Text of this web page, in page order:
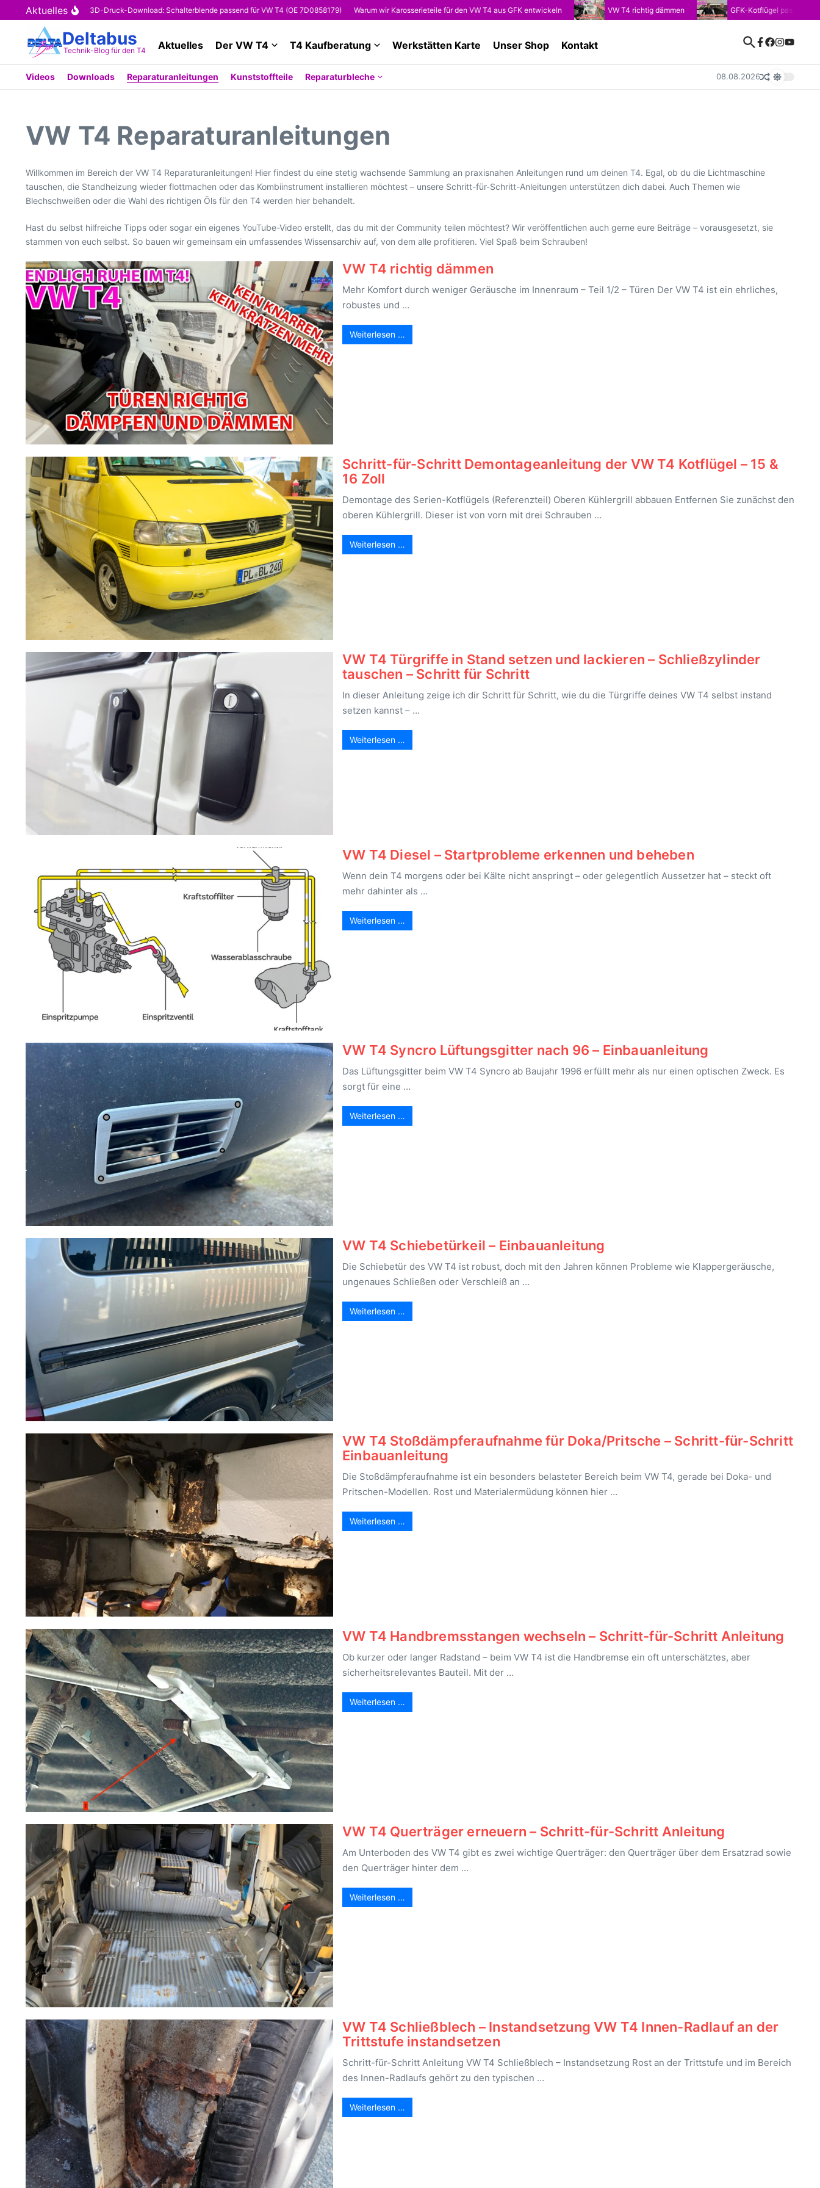
Zum Inhalt springen
Aktuelles
Kostenloser 3D-Druck-Download: Schalterblende passend für VW T4 (OE 7D0858179) Warum wir Karosserieteile für den VW T4 aus GFK entwickeln VW T4 richtig dämmen GFK-Kotflügel passend für VW
Deltabus
Technik-Blog für den T4 Aktuelles Der VW T4 T4 Kaufberatung Werkstätten Karte Unser Shop Kontakt
Videos Downloads Reparaturanleitungen Kunststoffteile Reparaturbleche 08.08.2026
VW T4 Reparaturanleitungen
Willkommen im Bereich der VW T4 Reparaturanleitungen! Hier findest du eine stetig wachsende Sammlung an praxisnahen Anleitungen rund um deinen T4. Egal, ob du die Lichtmaschine
tauschen, die Standheizung wieder flottmachen oder das Kombiinstrument installieren möchtest – unsere Schritt-für-Schritt-Anleitungen unterstützen dich dabei. Auch Themen wie
Blechschweißen oder die Wahl des richtigen Öls für den T4 werden hier behandelt.
Hast du selbst hilfreiche Tipps oder sogar ein eigenes YouTube-Video erstellt, das du mit der Community teilen möchtest? Wir veröffentlichen auch gerne eure Beiträge – vorausgesetzt, sie
stammen von euch selbst. So bauen wir gemeinsam ein umfassendes Wissensarchiv auf, von dem alle profitieren. Viel Spaß beim Schrauben!
VW T4 richtig dämmen
Mehr Komfort durch weniger Geräusche im Innenraum – Teil 1/2 – Türen Der VW T4 ist ein ehrliches,
robustes und …
Weiterlesen …
Schritt-für-Schritt Demontageanleitung der VW T4 Kotflügel – 15 &
16 Zoll
Demontage des Serien-Kotflügels (Referenzteil) Oberen Kühlergrill abbauen Entfernen Sie zunächst den
oberen Kühlergrill. Dieser ist von vorn mit drei Schrauben …
Weiterlesen …
VW T4 Türgriffe in Stand setzen und lackieren – Schließzylinder
tauschen – Schritt für Schritt
In dieser Anleitung zeige ich dir Schritt für Schritt, wie du die Türgriffe deines VW T4 selbst instand
setzen kannst – …
Weiterlesen …
VW T4 Diesel – Startprobleme erkennen und beheben
Wenn dein T4 morgens oder bei Kälte nicht anspringt – oder gelegentlich Aussetzer hat – steckt oft
mehr dahinter als …
Weiterlesen …
VW T4 Syncro Lüftungsgitter nach 96 – Einbauanleitung
Das Lüftungsgitter beim VW T4 Syncro ab Baujahr 1996 erfüllt mehr als nur einen optischen Zweck. Es
sorgt für eine …
Weiterlesen …
VW T4 Schiebetürkeil – Einbauanleitung
Die Schiebetür des VW T4 ist robust, doch mit den Jahren können Probleme wie Klappergeräusche,
ungenaues Schließen oder Verschleiß an …
Weiterlesen …
VW T4 Stoßdämpferaufnahme für Doka/Pritsche – Schritt-für-Schritt
Einbauanleitung
Die Stoßdämpferaufnahme ist ein besonders belasteter Bereich beim VW T4, gerade bei Doka- und
Pritschen-Modellen. Rost und Materialermüdung können hier …
Weiterlesen …
VW T4 Handbremsstangen wechseln – Schritt-für-Schritt Anleitung
Ob kurzer oder langer Radstand – beim VW T4 ist die Handbremse ein oft unterschätztes, aber
sicherheitsrelevantes Bauteil. Mit der …
Weiterlesen …
VW T4 Querträger erneuern – Schritt-für-Schritt Anleitung
Am Unterboden des VW T4 gibt es zwei wichtige Querträger: den Querträger über dem Ersatzrad sowie
den Querträger hinter dem …
Weiterlesen …
VW T4 Schließblech – Instandsetzung VW T4 Innen-Radlauf an der
Trittstufe instandsetzen
Schritt-für-Schritt Anleitung VW T4 Schließblech – Instandsetzung Rost an der Trittstufe und im Bereich
des Innen-Radlaufs gehört zu den typischen …
Weiterlesen …